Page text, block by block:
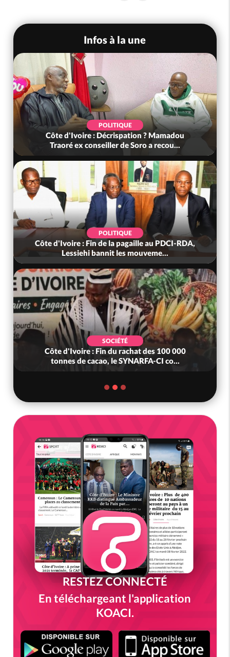
Infos à la une
POLITIQUE
Côte d'Ivoire : Décrispation ? Mamadou
Traoré ex conseiller de Soro a recou...
POLITIQUE
Côte d'Ivoire : Fin de la pagaille au PDCI-RDA,
Lessiehi bannit les mouveme...
SOCIÉTÉ
Côte d'Ivoire : Fin du rachat des 100 000
tonnes de cacao, le SYNARFA-CI co...
RESTEZ CONNECTÉ
En téléchargeant l'application
KOACI.